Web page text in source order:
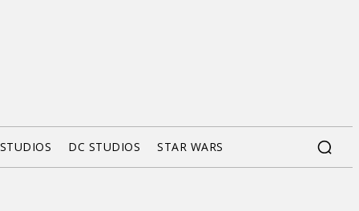
DC STUDIOS STAR WARS